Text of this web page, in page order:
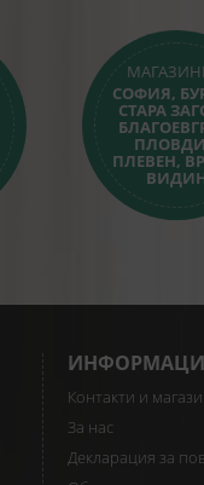
СОФИЯ,
СТАРА
ПЛЕВЕН,
Контакти и
За нас
Декларация за